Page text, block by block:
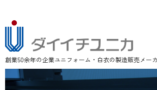
創業50余年の企業ユニフォーム・白衣の製造販売メー